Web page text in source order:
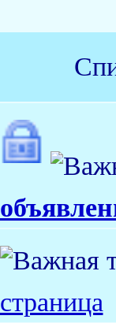
страница